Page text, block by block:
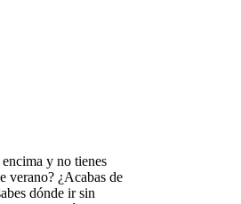
y no tienes
verano? ¿Acabas de
dónde ir sin